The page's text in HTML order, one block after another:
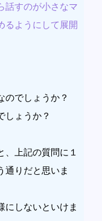
話すのが小さなマ
るようにして展開
のでしょうか？
しょうか？
上記の質問に１
通りだと思いま
にしないといけま